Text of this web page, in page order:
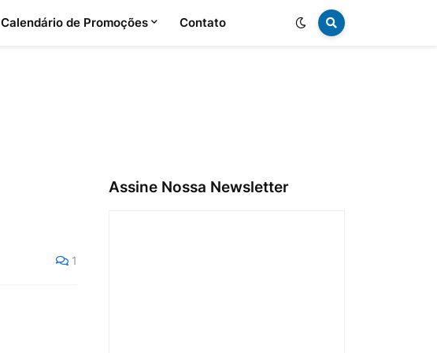
Calendário de Promoções Contato
1
Assine Nossa Newsletter